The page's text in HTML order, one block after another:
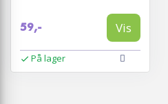
59,- Vis
På lager